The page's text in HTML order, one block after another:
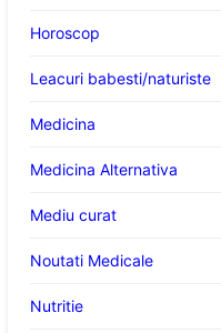
Horoscop
Leacuri babesti/naturiste
Medicina
Medicina Alternativa
Mediu curat
Noutati Medicale
Nutritie